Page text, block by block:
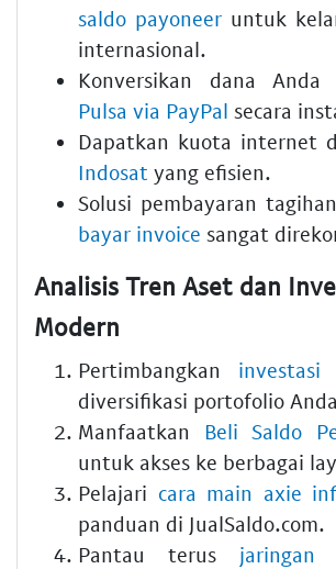
saldo payoneer untuk
internasional.
Konversikan dana Anda
Pulsa via PayPal secara
Dapatkan kuota internet
Indosat yang efisien.
Solusi pembayaran
bayar invoice sangat
Analisis Tren Aset dan
Modern
Pertimbangkan investasi
diversifikasi portofolio
Manfaatkan Beli Saldo
untuk akses ke berbagai
Pelajari cara main axie
panduan di JualSaldo.com.
Pantau terus jaringan